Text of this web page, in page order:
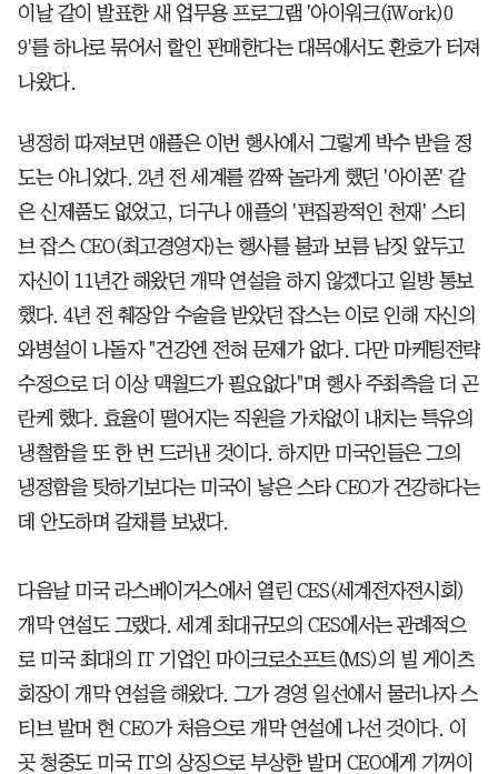
이날 같이 발표한 새 업무용 프로그램 '아이워크(iWork)0
9'를 하나로 묶어서 할인 판매한다는 대목에서도 환호가 터져
나왔다.
냉정히 따져보면 애플은 이번 행사에서 그렇게 박수 받을 정
도는 아니었다. 2년 전 세계를 깜짝 놀라게 했던 '아이폰' 같
은 신제품도 없었고, 더구나 애플의 '편집광적인 천재' 스티
브 잡스 CEO(최고경영자)는 행사를 불과 보름 남짓 앞두고
자신이 11년간 해왔던 개막 연설을 하지 않겠다고 일방 통보
했다. 4년 전 췌장암 수술을 받았던 잡스는 이로 인해 자신의
와병설이 나돌자 "건강엔 전혀 문제가 없다. 다만 마케팅전략
수정으로 더 이상 맥월드가 필요없다"며 행사 주최측을 더 곤
란케 했다. 효율이 떨어지는 직원을 가차없이 내치는 특유의
냉철함을 또 한 번 드러낸 것이다. 하지만 미국인들은 그의
냉정함을 탓하기보다는 미국이 낳은 스타 CEO가 건강하다는
데 안도하며 갈채를 보냈다.
다음날 미국 라스베이거스에서 열린 CES(세계전자전시회)
개막 연설도 그랬다. 세계 최대규모의 CES에서는 관례적으
로 미국 최대의 IT 기업인 마이크로소프트(MS)의 빌 게이츠
회장이 개막 연설을 해왔다. 그가 경영 일선에서 물러나자 스
티브 발머 현 CEO가 처음으로 개막 연설에 나선 것이다. 이
곳 청중도 미국 IT의 상징으로 부상한 발머 CEO에게 기꺼이